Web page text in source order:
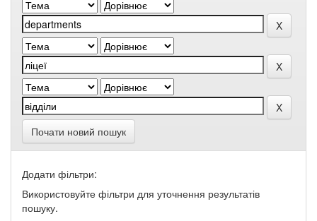
Почати новий пошук
Додати фільтри:
Використовуйте фільтри для уточнення результатів
пошуку.